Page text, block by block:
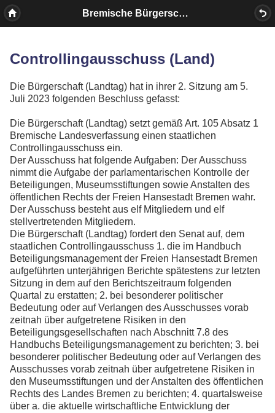
Bremische Bürgerschaft
Controllingausschuss (Land)
Die Bürgerschaft (Landtag) hat in ihrer 2. Sitzung am 5.
Juli 2023 folgenden Beschluss gefasst:
Die Bürgerschaft (Landtag) setzt gemäß Art. 105 Absatz 1
Bremische Landesverfassung einen staatlichen
Controllingausschuss ein.
Der Ausschuss hat folgende Aufgaben: Der Ausschuss
nimmt die Aufgabe der parlamentarischen Kontrolle der
Beteiligungen, Museumsstiftungen sowie Anstalten des
öffentlichen Rechts der Freien Hansestadt Bremen wahr.
Der Ausschuss besteht aus elf Mitgliedern und elf
stellvertretenden Mitgliedern.
Die Bürgerschaft (Landtag) fordert den Senat auf, dem
staatlichen Controllingausschuss 1. die im Handbuch
Beteiligungsmanagement der Freien Hansestadt Bremen
aufgeführten unterjährigen Berichte spätestens zur letzten
Sitzung in dem auf den Berichtszeitraum folgenden
Quartal zu erstatten; 2. bei besonderer politischer
Bedeutung oder auf Verlangen des Ausschusses vorab
zeitnah über aufgetretene Risiken in den
Beteiligungsgesellschaften nach Abschnitt 7.8 des
Handbuchs Beteiligungsmanagement zu berichten; 3. bei
besonderer politischer Bedeutung oder auf Verlangen des
Ausschusses vorab zeitnah über aufgetretene Risiken in
den Museumsstiftungen und der Anstalten des öffentlichen
Rechts des Landes Bremen zu berichten; 4. quartalsweise
über a. die aktuelle wirtschaftliche Entwicklung der